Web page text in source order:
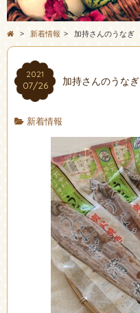
> 新着情報 > 加持さんのうなぎ
2021
07/26 加持さんのうなぎ
新着情報